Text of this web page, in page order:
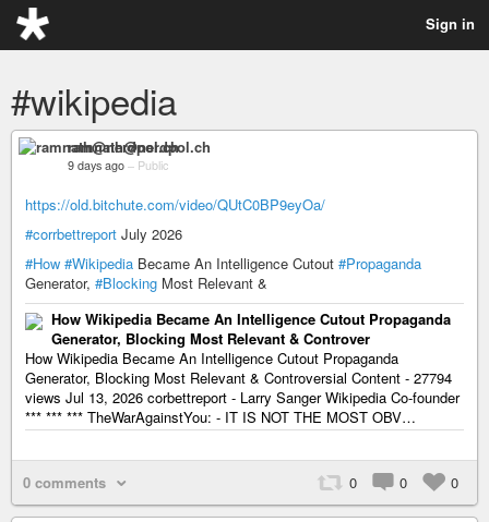
Sign in
#wikipedia
ramnath@nerdpol.ch
9 days ago – Public
https://old.bitchute.com/video/QUtC0BP9eyOa/
#corrbettreport July 2026
#How #Wikipedia Became An Intelligence Cutout #Propaganda
Generator, #Blocking Most Relevant &
How Wikipedia Became An Intelligence Cutout Propaganda
Generator, Blocking Most Relevant & Controver
How Wikipedia Became An Intelligence Cutout Propaganda
Generator, Blocking Most Relevant & Controversial Content - 27794
views Jul 13, 2026 corbettreport - Larry Sanger Wikipedia Co-founder
*** *** *** TheWarAgainstYou: - IT IS NOT THE MOST OBV…
0 comments 0 0 0